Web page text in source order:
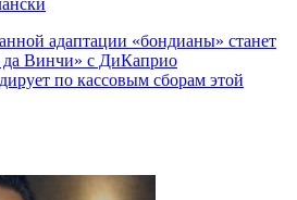
адаптации «бондианы» станет
да Винчи» с ДиКаприо
по кассовым сборам этой